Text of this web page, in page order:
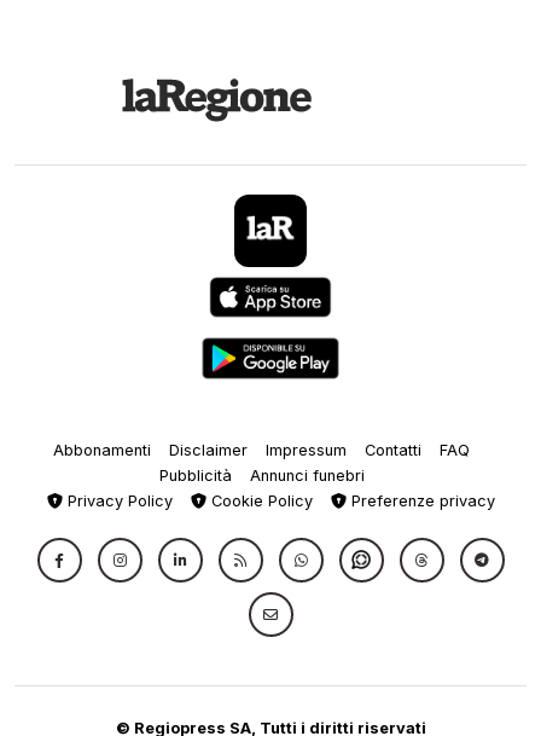
Abbonamenti Disclaimer Impressum Contatti
FAQ
Pubblicità
Annunci funebri
Privacy Policy
Cookie Policy Preferenze privacy
© Regiopress SA, Tutti i diritti riservati